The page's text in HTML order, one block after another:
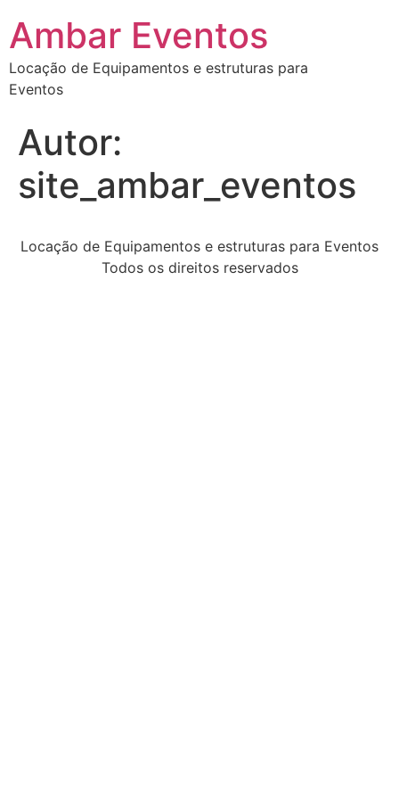
Ambar Eventos
Locação de Equipamentos e estruturas para
Eventos
Autor:
site_ambar_eventos
Locação de Equipamentos e estruturas para Eventos
Todos os direitos reservados